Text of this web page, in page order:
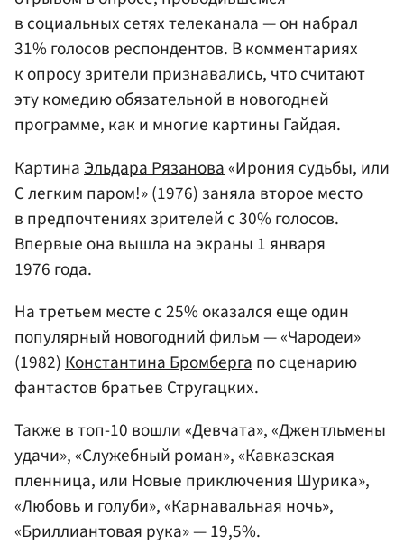
в социальных сетях телеканала — он набрал
31% голосов респондентов. В комментариях
к опросу зрители признавались, что считают
эту комедию обязательной в новогодней
программе, как и многие картины Гайдая.
КартинаЭльдара Рязанова«Ирония судьбы, или
С легким паром!» (1976) заняла второе место
в предпочтениях зрителей с 30% голосов.
Впервые она вышла на экраны 1 января
1976 года.
На третьем месте с 25% оказался еще один
популярный новогодний фильм — «Чародеи»
(1982)Константина Бромбергапо сценарию
фантастов братьев Стругацких.
Также в топ-10 вошли «Девчата», «Джентльмены
удачи», «Служебный роман», «Кавказская
пленница, или Новые приключения Шурика»,
«Любовь и голуби», «Карнавальная ночь»,
«Бриллиантовая рука» — 19,5%.